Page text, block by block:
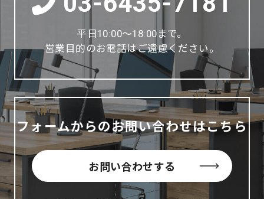
平日10:00～18:00まで。
営業目的のお電話はご遠慮ください。
フォームからのお問い合わせはこちら
お問い合わせする